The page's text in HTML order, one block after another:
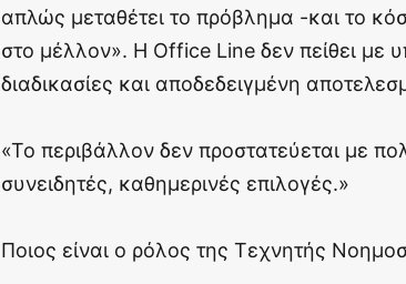
απλώς μεταθέτει το πρόβλημα -και το
στο μέλλον». Η Office Line δεν πείθει με
διαδικασίες και αποδεδειγμένη
«Το περιβάλλον δεν προστατεύεται με
συνειδητές, καθημερινές επιλογές.»
Ποιος είναι ο ρόλος της Τεχνητής